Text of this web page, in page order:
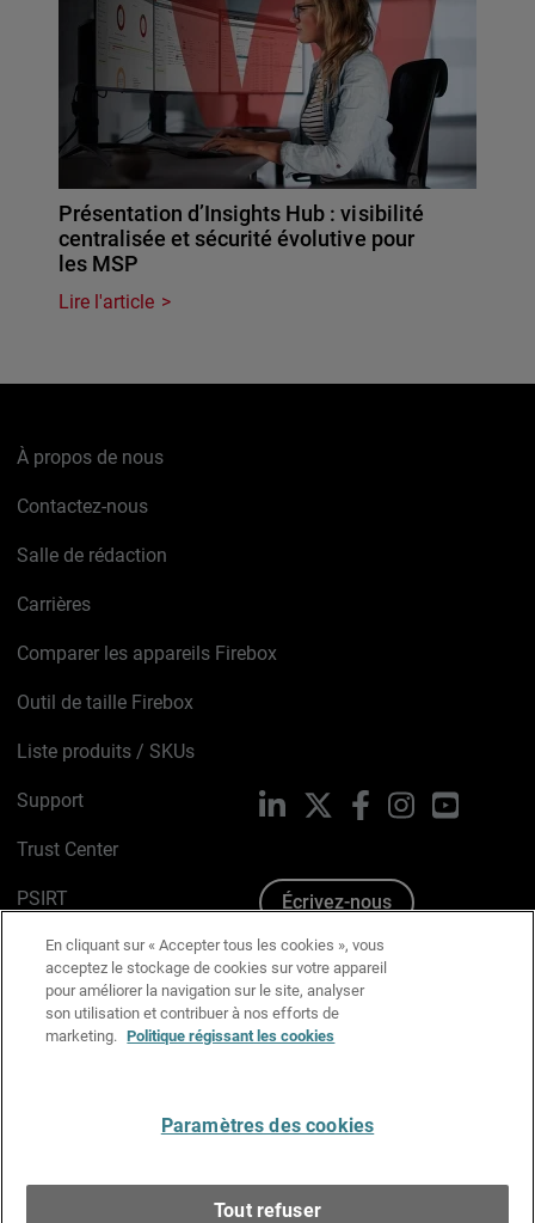
Présentation d’Insights Hub : visibilité
centralisée et sécurité évolutive pour
les MSP
Lire l'article
À propos de nous
Contactez-nous
Salle de rédaction
Carrières
Comparer les appareils Firebox
Outil de taille Firebox
Liste produits / SKUs
Support
Trust Center
PSIRT
Avis sur les cookies
Politique de confidentialité
Charte Graphique
LinkedIn FacebookInstagramYouTube
Écrivez-nous
En cliquant sur « Accepter tous les cookies », vous
acceptez le stockage de cookies sur votre appareil
pour améliorer la navigation sur le site, analyser
son utilisation et contribuer à nos efforts de
marketing. Politique régissant les cookies
Paramètres des cookies
Tout refuser